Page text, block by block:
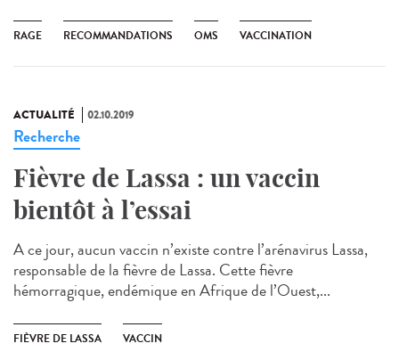
RAGE RECOMMANDATIONS OMS VACCINATION
ACTUALITÉ 02.10.2019
Recherche
Fièvre de Lassa : un vaccin
bientôt à l’essai
A ce jour, aucun vaccin n’existe contre l’arénavirus Lassa,
responsable de la fièvre de Lassa. Cette fièvre
hémorragique, endémique en Afrique de l’Ouest,...
FIÈVRE DE LASSA VACCIN